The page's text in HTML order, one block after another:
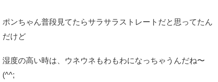
ポンちゃん普段見てたらサラサラストレートだと思ってたん
だけど
湿度の高い時は、ウネウネもわもわになっちゃうんだね〜
(^^;